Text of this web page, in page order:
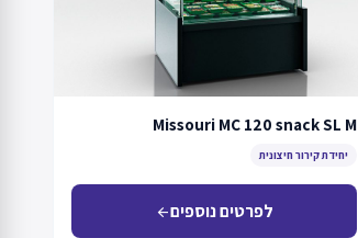
Missouri MC 120 snack SL M
יחידת קירור חיצונית
לפרטים נוספיםarrow_back